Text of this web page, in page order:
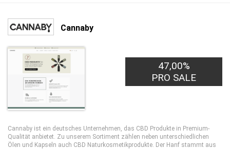
Cannaby
47,00%
PRO SALE
Cannaby ist ein deutsches Unternehmen, das CBD Produkte in Premium-
Qualität anbietet. Zu unserem Sortiment zählen neben unterschiedlichen
Ölen und Kapseln auch CBD Naturkosmetikprodukte. Der Hanf stammt aus